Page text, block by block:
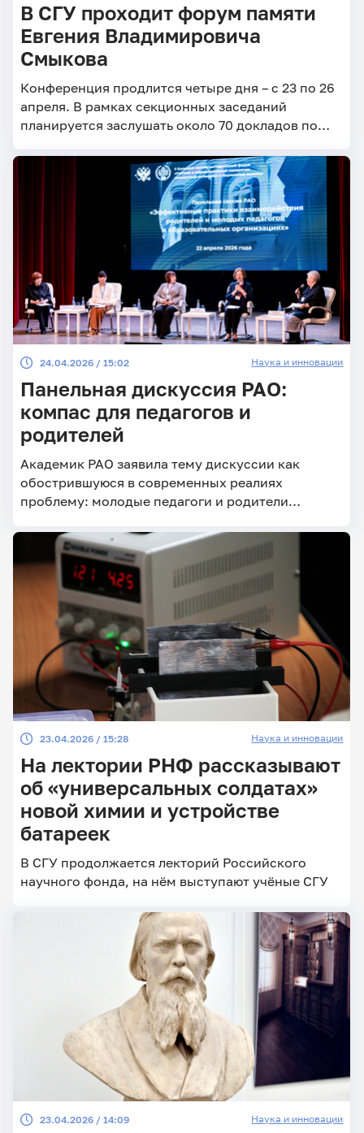
В СГУ проходит форум памяти
Евгения Владимировича
Смыкова
Конференция продлится четыре дня – с 23 по 26
апреля. В рамках секционных заседаний
планируется заслушать около 70 докладов по
археологии и сохранения культурного наследия.
Часть докладов будет представлена в
дистанционном формате
24.04.2026 / 15:02 Наука и инновации
Панельная дискуссия РАО:
компас для педагогов и
родителей
Академик РАО заявила тему дискуссии как
обострившуюся в современных реалиях
проблему: молодые педагоги и родители
23.04.2026 / 15:28 Наука и инновации
На лектории РНФ рассказывают
об «универсальных солдатах»
новой химии и устройстве
батареек
В СГУ продолжается лекторий Российского
научного фонда, на нём выступают учёные СГУ
23.04.2026 / 14:09 Наука и инновации